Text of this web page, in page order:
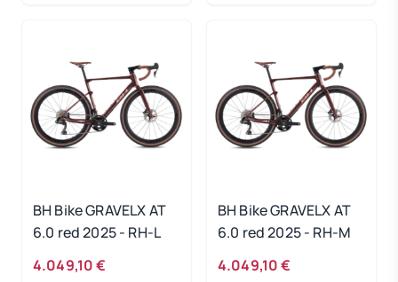
BH Bike GRAVELX AT
6.0 red 2025 - RH-L
4.049,10 €
BH Bike GRAVELX AT
6.0 red 2025 - RH-M
4.049,10 €